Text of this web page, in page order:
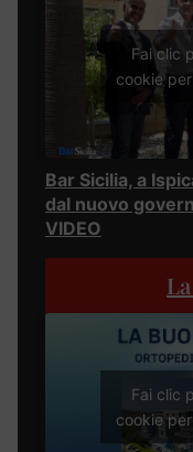
Fai clic
cookie
Bar Sicilia, a
dal nuovo
VIDEO
Fai clic
cookie